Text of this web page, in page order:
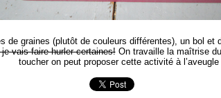
de graines (plutôt de couleurs différentes), un bol
vais faire hurler certaines!On travaille la maîtrise
toucher on peut proposer cette activité à